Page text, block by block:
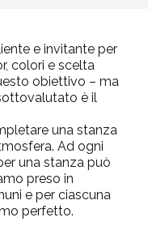
e invitante per
colori e scelta
obiettivo – ma
è il
una stanza
Ad ogni
una stanza può
preso in
e per ciascuna
perfetto.